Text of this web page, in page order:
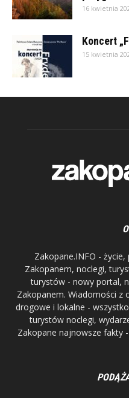
16 kwietnia
Koncert
15 kwietnia
Zakopane.INFO -
Zakopanem, noclegi,
turystów - nowy portal,
Zakopanem. Wiadomości z
drogowe i lokalne -
turystów noclegi,
Zakopane najnowsze fakty